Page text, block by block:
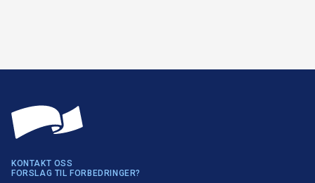
KONTAKT OSS
FORSLAG TIL FORBEDRINGER?